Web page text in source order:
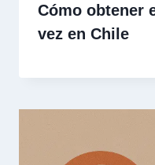
Cómo obtener
vez en Chile